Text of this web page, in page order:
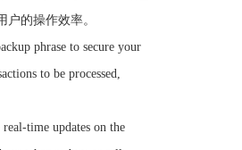
的操作效率。
phrase to secure your
to be processed,
time updates on the